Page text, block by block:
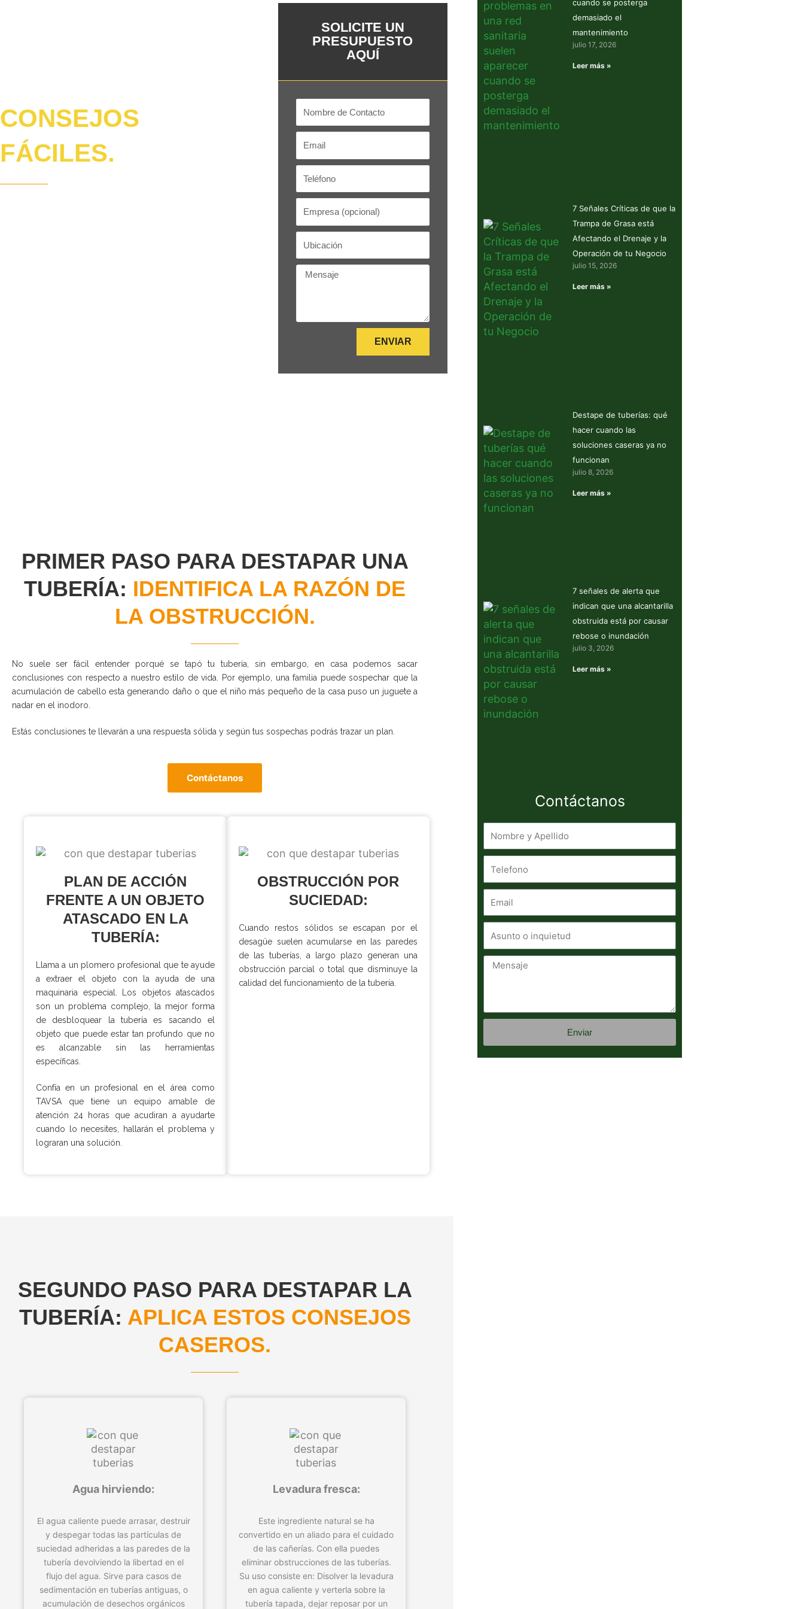
CONSEJOS
FÁCILES.
SOLICITE UN
PRESUPUESTO
AQUÍ
de
Contacto
Mensaje
ENVIAR
PRIMER PASO PARA DESTAPAR UNA
TUBERÍA: IDENTIFICA LA RAZÓN DE
LA OBSTRUCCIÓN.
No suele ser fácil entender porqué se tapó tu tubería, sin embargo, en casa podemos sacar
conclusiones con respecto a nuestro estilo de vida. Por ejemplo, una familia puede sospechar que la
acumulación de cabello esta generando daño o que el niño más pequeño de la casa puso un juguete a
nadar en el inodoro.
Estás conclusiones te llevarán a una respuesta sólida y según tus sospechas podrás trazar un plan.
Contáctanos
PLAN DE ACCIÓN
FRENTE A UN OBJETO
ATASCADO EN LA
TUBERÍA:
Llama a un plomero profesional que te ayude
a extraer el objeto con la ayuda de una
maquinaria especial. Los objetos atascados
son un problema complejo, la mejor forma
de desbloquear la tubería es sacando el
objeto que puede estar tan profundo que no
es alcanzable sin las herramientas
específicas.
Confía en un profesional en el área como
TAVSA que tiene un equipo amable de
atención 24 horas que acudiran a ayudarte
cuando lo necesites, hallarán el problema y
lograran una solución.
OBSTRUCCIÓN POR
SUCIEDAD:
Cuando restos sólidos se escapan por el
desagüe suelen acumularse en las paredes
de las tuberías, a largo plazo generan una
obstrucción parcial o total que disminuye la
calidad del funcionamiento de la tubería.
SEGUNDO PASO PARA DESTAPAR LA
TUBERÍA: APLICA ESTOS CONSEJOS
CASEROS.
Agua hirviendo:
El agua caliente puede arrasar, destruir
y despegar todas las partículas de
suciedad adheridas a las paredes de la
tubería devolviendo la libertad en el
flujo del agua. Sirve para casos de
sedimentación en tuberías antiguas, o
acumulación de desechos orgánicos
Levadura fresca:
Este ingrediente natural se ha
convertido en un aliado para el cuidado
de las cañerías. Con ella puedes
eliminar obstrucciones de las tuberías.
Su uso consiste en: Disolver la levadura
en agua caliente y verterla sobre la
tubería tapada, dejar reposar por un
cuando se posterga
demasiado el
mantenimiento
julio 17, 2026
Leer más »
7 Señales Críticas de que la
Trampa de Grasa está
Afectando el Drenaje y la
Operación de tu Negocio
julio 15, 2026
Leer más »
Destape de tuberías: qué
hacer cuando las
soluciones caseras ya no
funcionan
julio 8, 2026
Leer más »
7 señales de alerta que
indican que una alcantarilla
obstruida está por causar
rebose o inundación
julio 3, 2026
Leer más »
Contáctanos
Telefono
inquietud
Mensaje
Enviar